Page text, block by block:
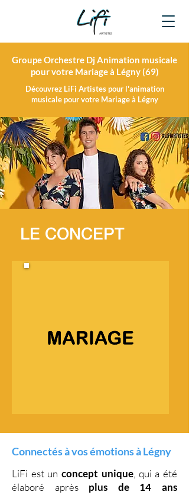
Groupe Orchestre Dj Animation musicale
pour votre Mariage à Légny (69)
Découvrez LiFi Artistes pour l'animation
musicale pour votre Mariage à Légny
LE CONCEPT
Connectés à vos émotions à Légny
LiFi est unconcept unique, qui a été
élaboré après plus de 14 ans